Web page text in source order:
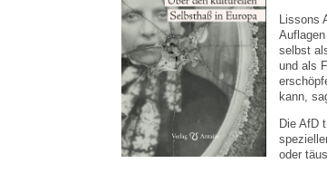
Lissons
selbst
und als
kann,
Die AfD
oder